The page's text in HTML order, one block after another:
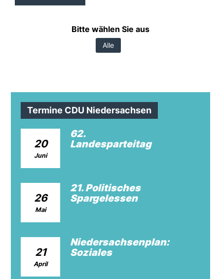
Bitte wählen Sie aus
Alle
Termine CDU Niedersachsen
20
Juni
62.
Landesparteitag
26
Mai
21. Politisches
Spargelessen
21
April
Niedersachsenplan:
Soziales